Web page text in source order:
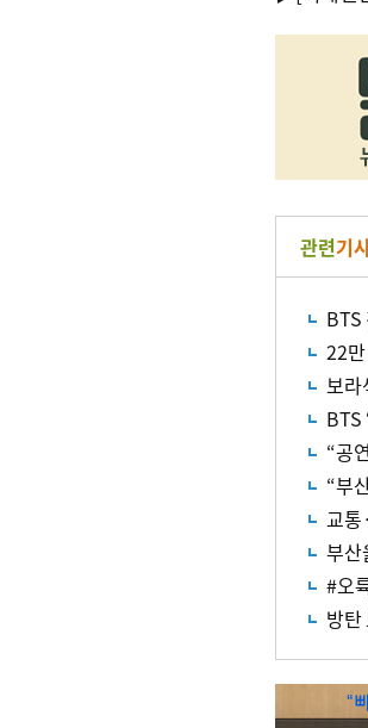
관련기
22
보라
BTS
“공
“부
교통
부산
#오
방탄